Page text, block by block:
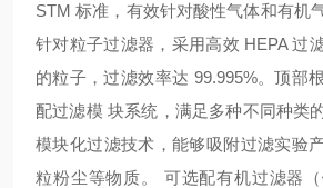
STM 标准，有效针对酸性气体和有机
针对粒子过滤器，采用高效 HEPA 过
的粒子，过滤效率达 99.995%。顶部
配过滤模 块系统，满足多种不同种类
模块化过滤技术， 能够吸附过滤实验
粒粉尘等物质。 可选配有机过滤器